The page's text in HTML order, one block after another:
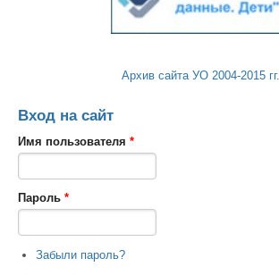
Архив сайта УО 2004-2015 гг.
Вход на сайт
Имя пользователя *
Пароль *
Забыли пароль?